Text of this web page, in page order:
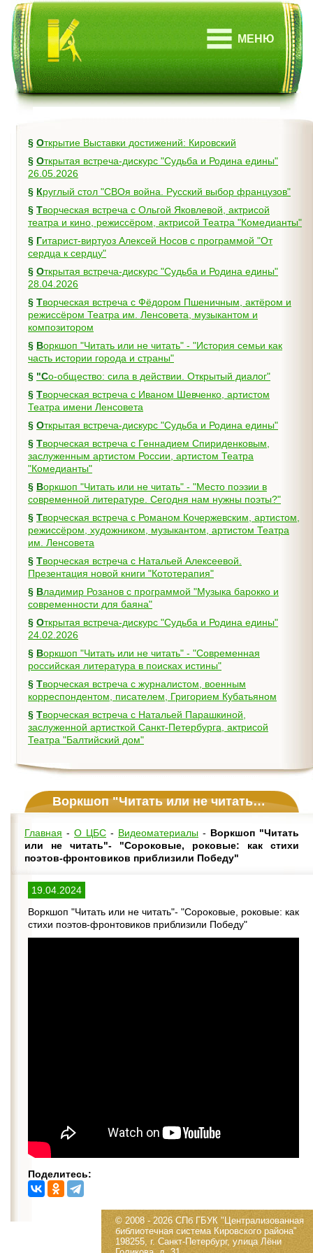
МЕНЮ
§
Открытие Выставки достижений: Кировский
§ Открытая встреча-дискурс "Судьба и Родина едины"
26.05.2026
§
Круглый стол "СВОя война. Русский выбор французов"
§ Творческая встреча с Ольгой Яковлевой, актрисой
театра и кино, режиссёром, актрисой Театра "Комедианты"
§ Гитарист-виртуоз Алексей Носов с программой "От
сердца к сердцу"
§ Открытая встреча-дискурс "Судьба и Родина едины"
28.04.2026
§ Творческая встреча с Фёдором Пшеничным, актёром и
режиссёром Театра им. Ленсовета, музыкантом и
композитором
§ Воркшоп "Читать или не читать" - "История семьи как
часть истории города и страны"
§
"Со-общество: сила в действии. Открытый диалог"
§ Творческая встреча с Иваном Шевченко, артистом
Театра имени Ленсовета
§
Открытая встреча-дискурс "Судьба и Родина едины"
§ Творческая встреча с Геннадием Спириденковым,
заслуженным артистом России, артистом Театра
"Комедианты"
§ Воркшоп "Читать или не читать" - "Место поэзии в
современной литературе. Сегодня нам нужны поэты?"
§ Творческая встреча с Романом Кочержевским, артистом,
режиссёром, художником, музыкантом, артистом Театра
им. Ленсовета
§ Творческая встреча с Натальей Алексеевой.
Презентация новой книги "Кототерапия"
§ Владимир Розанов с программой "Музыка барокко и
современности для баяна"
§ Открытая встреча-дискурс "Судьба и Родина едины"
24.02.2026
§ Воркшоп "Читать или не читать" - "Современная
российская литература в поисках истины"
§ Творческая встреча с журналистом, военным
корреспондентом, писателем, Григорием Кубатьяном
§ Творческая встреча с Натальей Парашкиной,
заслуженной артисткой Санкт-Петербурга, актрисой
Театра "Балтийский дом"
Воркшоп "Читать или не читать"- "Сороковые, роковые: как стихи поэтов-фронтовиков приблизили Победу"
Главная - О ЦБС - Видеоматериалы - Воркшоп "Читать
или не читать"- "Сороковые, роковые: как стихи
поэтов-фронтовиков приблизили Победу"
19.04.2024
Воркшоп "Читать или не читать"- "Сороковые, роковые: как
стихи поэтов-фронтовиков приблизили Победу"
Поделитесь:
© 2008 - 2026 СПб ГБУК "Централизованная
библиотечная система Кировского района"
198255, г. Санкт-Петербург, улица Лёни